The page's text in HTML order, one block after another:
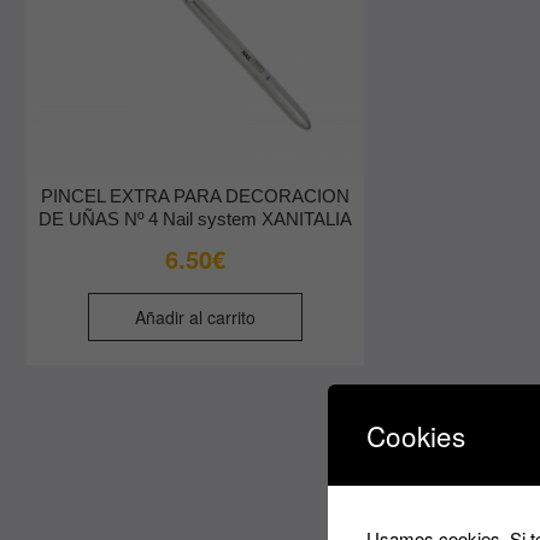
PINCEL EXTRA PARA DECORACION
DE UÑAS Nº 4 Nail system XANITALIA
6.50€
Añadir al carrito
Cookies